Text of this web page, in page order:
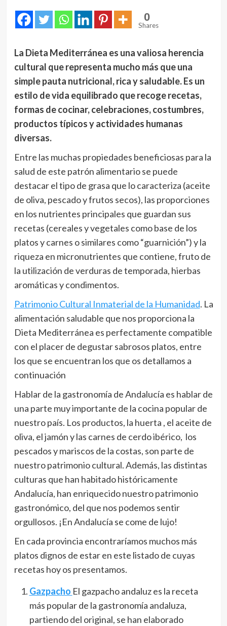
0
Shares
La Dieta Mediterránea es una valiosa herencia
cultural que representa mucho más que una
simple pauta nutricional, rica y saludable. Es un
estilo de vida equilibrado que recoge recetas,
formas de cocinar, celebraciones, costumbres,
productos típicos y actividades humanas
diversas.
Entre las muchas propiedades beneficiosas para la
salud de este patrón alimentario se puede
destacar el tipo de grasa que lo caracteriza (aceite
de oliva, pescado y frutos secos), las proporciones
en los nutrientes principales que guardan sus
recetas (cereales y vegetales como base de los
platos y carnes o similares como “guarnición”) y la
riqueza en micronutrientes que contiene, fruto de
la utilización de verduras de temporada, hierbas
aromáticas y condimentos.
Patrimonio Cultural Inmaterial de la Humanidad. La
alimentación saludable que nos proporciona la
Dieta Mediterránea es perfectamente compatible
con el placer de degustar sabrosos platos, entre
los que se encuentran los que os detallamos a
continuación
Hablar de la gastronomía de Andalucía es hablar de
una parte muy importante de la cocina popular de
nuestro país. Los productos, la huerta , el aceite de
oliva, el jamón y las carnes de cerdo ibérico, los
pescados y mariscos de la costas, son parte de
nuestro patrimonio cultural. Además, las distintas
culturas que han habitado históricamente
Andalucía, han enriquecido nuestro patrimonio
gastronómico, del que nos podemos sentir
orgullosos. ¡En Andalucía se come de lujo!
En cada provincia encontraríamos muchos más
platos dignos de estar en este listado de cuyas
recetas hoy os presentamos.
Gazpacho El gazpacho andaluz es la receta
más popular de la gastronomía andaluza,
partiendo del original, se han elaborado